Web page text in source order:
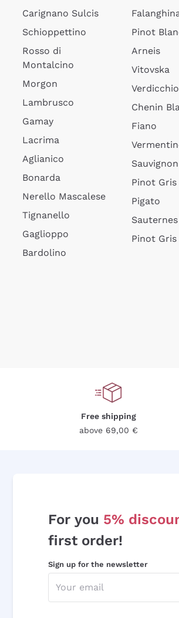
Carignano Sulcis
Schioppettino
Rosso di
Montalcino
Morgon
Lambrusco
Gamay
Lacrima
Aglianico
Bonarda
Nerello Mascalese
Tignanello
Gaglioppo
Bardolino
Pinot
Arneis
Vitovska
Verdicchio
Chenin
Fiano
Sauvignon
Pinot Gris
Pigato
Sauternes
Pinot Gris
Free shipping
above 69,00 €
For you 5%
first order!
Sign up for the newsletter